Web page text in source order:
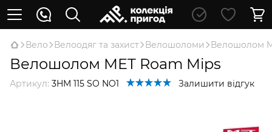
Вело Велоодяг та захист Велошоломи Велошолом
Велошолом MET Roam Mips
Артикул: 3HM 115 SO NO1 Залишити відгук